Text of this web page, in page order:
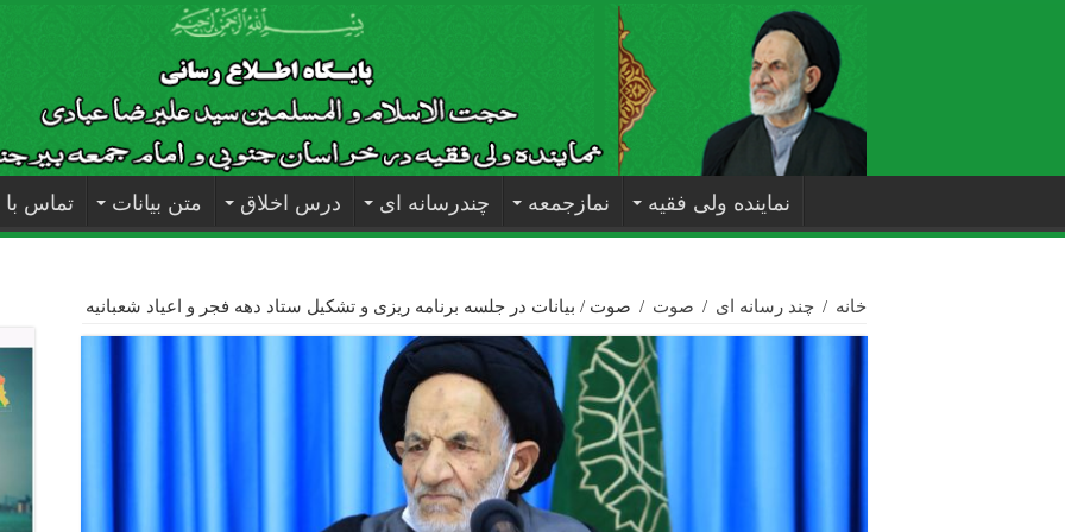
نماینده ولی فقیه نمازجمعه چندرسانه ای درس اخلاق متن بیانات تماس با
خانه / چند رسانه ای / صوت / صوت / بیانات در جلسه برنامه ریزی و تشکیل ستاد دهه فجر و اعیاد شعبانیه